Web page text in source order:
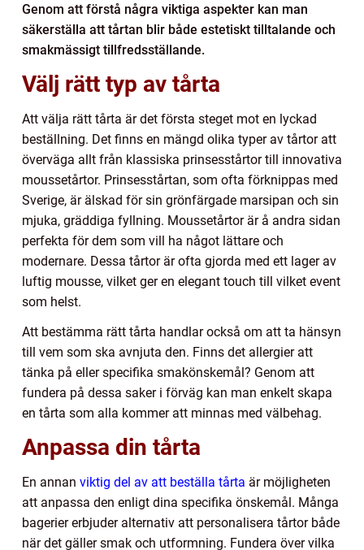
Genom att förstå några viktiga aspekter kan man
säkerställa att tårtan blir både estetiskt tilltalande och
smakmässigt tillfredsställande.
Välj rätt typ av tårta
Att välja rätt tårta är det första steget mot en lyckad
beställning. Det finns en mängd olika typer av tårtor att
överväga allt från klassiska prinsesstårtor till innovativa
moussetårtor. Prinsesstårtan, som ofta förknippas med
Sverige, är älskad för sin grönfärgade marsipan och sin
mjuka, gräddiga fyllning. Moussetårtor är å andra sidan
perfekta för dem som vill ha något lättare och
modernare. Dessa tårtor är ofta gjorda med ett lager av
luftig mousse, vilket ger en elegant touch till vilket event
som helst.
Att bestämma rätt tårta handlar också om att ta hänsyn
till vem som ska avnjuta den. Finns det allergier att
tänka på eller specifika smakönskemål? Genom att
fundera på dessa saker i förväg kan man enkelt skapa
en tårta som alla kommer att minnas med välbehag.
Anpassa din tårta
En annan viktig del av att beställa tårta är möjligheten
att anpassa den enligt dina specifika önskemål. Många
bagerier erbjuder alternativ att personalisera tårtor både
när det gäller smak och utformning. Fundera över vilka